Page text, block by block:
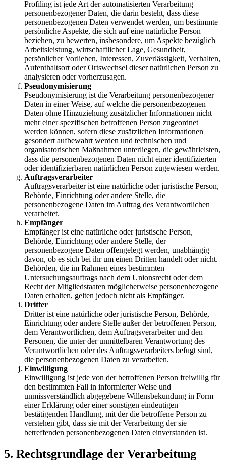
Profiling ist jede Art der automatisierten Verarbeitung
personenbezogener Daten, die darin besteht, dass diese
personenbezogenen Daten verwendet werden, um bestimmte
persönliche Aspekte, die sich auf eine natürliche Person
beziehen, zu bewerten, insbesondere, um Aspekte bezüglich
Arbeitsleistung, wirtschaftlicher Lage, Gesundheit,
persönlicher Vorlieben, Interessen, Zuverlässigkeit, Verhalten,
Aufenthaltsort oder Ortswechsel dieser natürlichen Person zu
analysieren oder vorherzusagen.
Pseudonymisierung
Pseudonymisierung ist die Verarbeitung personenbezogener
Daten in einer Weise, auf welche die personenbezogenen
Daten ohne Hinzuziehung zusätzlicher Informationen nicht
mehr einer spezifischen betroffenen Person zugeordnet
werden können, sofern diese zusätzlichen Informationen
gesondert aufbewahrt werden und technischen und
organisatorischen Maßnahmen unterliegen, die gewährleisten,
dass die personenbezogenen Daten nicht einer identifizierten
oder identifizierbaren natürlichen Person zugewiesen werden.
Auftragsverarbeiter
Auftragsverarbeiter ist eine natürliche oder juristische Person,
Behörde, Einrichtung oder andere Stelle, die
personenbezogene Daten im Auftrag des Verantwortlichen
verarbeitet.
Empfänger
Empfänger ist eine natürliche oder juristische Person,
Behörde, Einrichtung oder andere Stelle, der
personenbezogene Daten offengelegt werden, unabhängig
davon, ob es sich bei ihr um einen Dritten handelt oder nicht.
Behörden, die im Rahmen eines bestimmten
Untersuchungsauftrags nach dem Unionsrecht oder dem
Recht der Mitgliedstaaten möglicherweise personenbezogene
Daten erhalten, gelten jedoch nicht als Empfänger.
Dritter
Dritter ist eine natürliche oder juristische Person, Behörde,
Einrichtung oder andere Stelle außer der betroffenen Person,
dem Verantwortlichen, dem Auftragsverarbeiter und den
Personen, die unter der unmittelbaren Verantwortung des
Verantwortlichen oder des Auftragsverarbeiters befugt sind,
die personenbezogenen Daten zu verarbeiten.
Einwilligung
Einwilligung ist jede von der betroffenen Person freiwillig für
den bestimmten Fall in informierter Weise und
unmissverständlich abgegebene Willensbekundung in Form
einer Erklärung oder einer sonstigen eindeutigen
bestätigenden Handlung, mit der die betroffene Person zu
verstehen gibt, dass sie mit der Verarbeitung der sie
betreffenden personenbezogenen Daten einverstanden ist.
5. Rechtsgrundlage der Verarbeitung